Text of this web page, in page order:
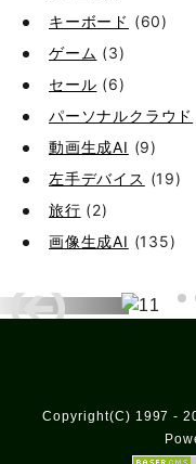
キーボード (60)
ゲーム (3)
セール (6)
パーソナルクラウド
動画生成AI (9)
左手デバイス (19)
旅行 (2)
画像生成AI (135)
Copyright(C) 1997 -